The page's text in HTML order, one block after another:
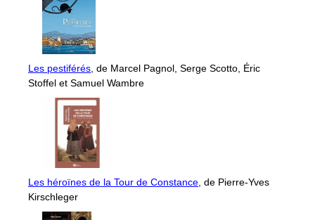
Les pestiférés , de Marcel Pagnol, Serge Scotto, Éric
Stoffel et Samuel Wambre
Les héroïnes de la Tour de Constance , de Pierre-Yves
Kirschleger